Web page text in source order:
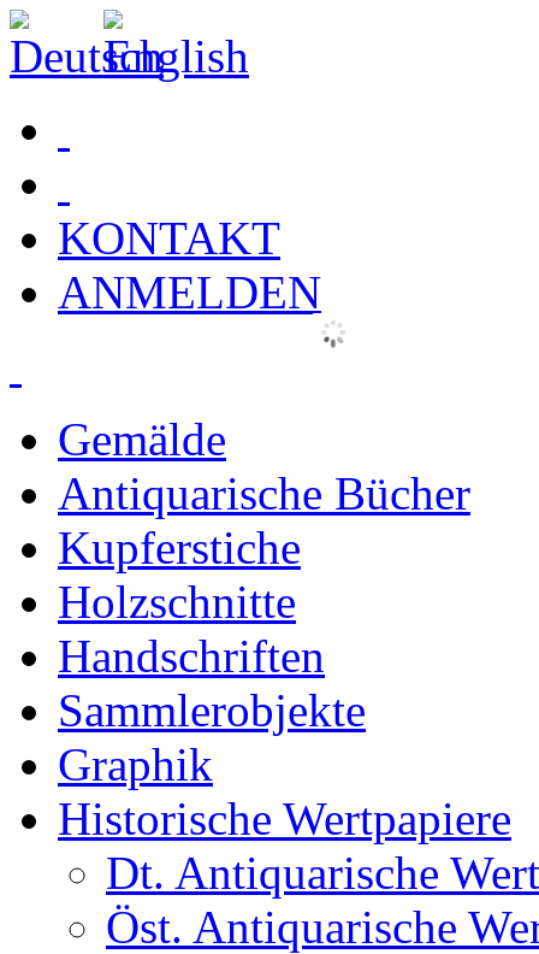
KONTAKT
ANMELDEN
Gemälde
Antiquarische Bücher
Kupferstiche
Holzschnitte
Handschriften
Sammlerobjekte
Graphik
Historische Wertpapiere
Dt. Antiquarische
Öst. Antiquarische